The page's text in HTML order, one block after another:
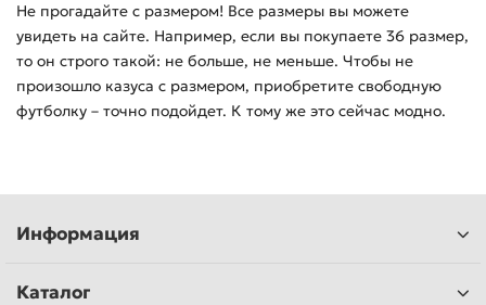
Не прогадайте с размером! Все размеры вы можете
увидеть на сайте. Например, если вы покупаете 36 размер,
то он строго такой: не больше, не меньше. Чтобы не
произошло казуса с размером, приобретите свободную
футболку – точно подойдет. К тому же это сейчас модно.
Информация
Каталог